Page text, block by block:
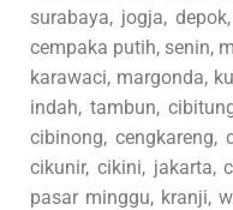
surabaya, jogja,
cempaka putih, senin,
karawaci, margonda,
indah, tambun,
cibinong, cengkareng,
cikunir, cikini, jakarta,
pasar minggu, kranji,